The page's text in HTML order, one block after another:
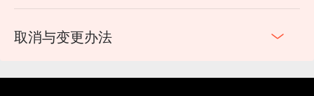
取消与变更办法